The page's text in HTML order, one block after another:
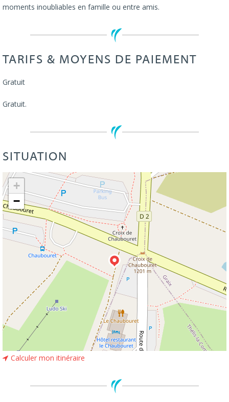
moments inoubliables en famille ou entre amis.
TARIFS & MOYENS DE PAIEMENT
Gratuit
Gratuit.
SITUATION
+
−
Calculer mon itinéraire